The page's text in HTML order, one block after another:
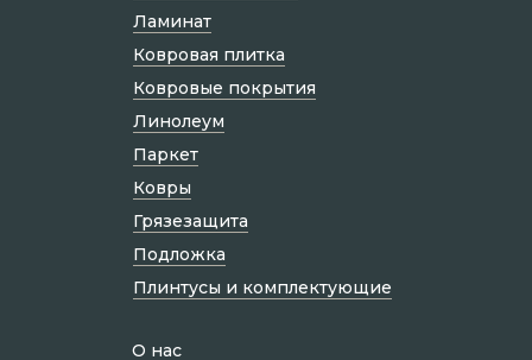
О нас
Ламинат
Ковровая плитка
Ковровые покрытия
Линолеум
Паркет
Ковры
Грязезащита
Подложка
Плинтусы и комплектующие